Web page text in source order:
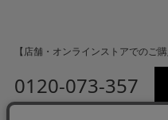
【店舗・オンラインストアでのご
0120-073-357